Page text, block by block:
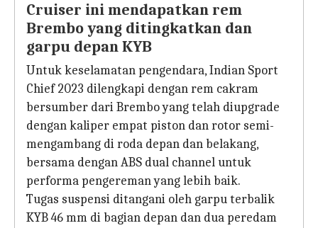
Cruiser ini mendapatkan rem
Brembo yang ditingkatkan dan
garpu depan KYB
Untuk keselamatan pengendara, Indian Sport
Chief 2023 dilengkapi dengan rem cakram
bersumber dari Brembo yang telah diupgrade
dengan kaliper empat piston dan rotor semi-
mengambang di roda depan dan belakang,
bersama dengan ABS dual channel untuk
performa pengereman yang lebih baik.
Tugas suspensi ditangani oleh garpu terbalik
KYB 46 mm di bagian depan dan dua peredam